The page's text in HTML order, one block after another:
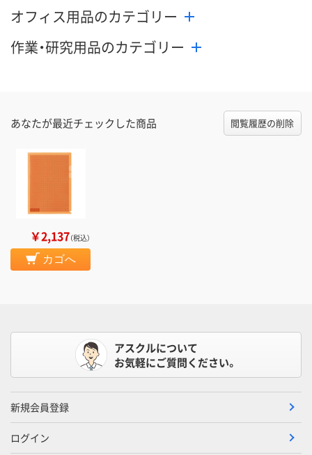
オフィス用品のカテゴリー
作業・研究用品のカテゴリー
あなたが最近チェックした商品 閲覧履歴の削除
￥2,137（税込）
カゴへ
アスクルについて
お気軽にご質問ください。
新規会員登録
ログイン